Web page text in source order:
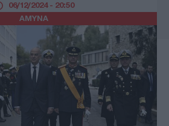
ΤΕΧΝΟΛΟΓΙΑ
ΖΩΔΙΑ
ΑΜΥΝΑ
06/12/2024 - 20:50